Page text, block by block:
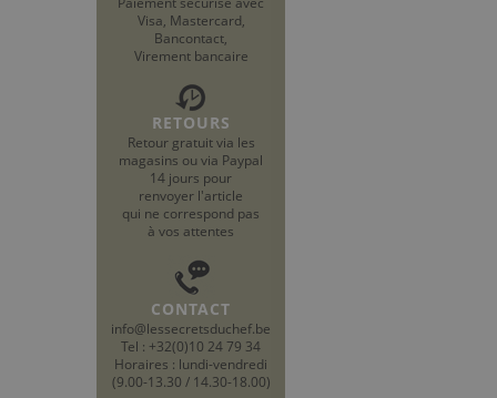
Visa, Mastercard,
Bancontact,
Virement bancaire
RETOURS
Retour gratuit via les
magasins ou via Paypal
14 jours pour
renvoyer l'article
qui ne correspond pas
à vos attentes
CONTACT
info@lessecretsduchef.be
Tel : +32(0)10 24 79 34
Horaires : lundi-vendredi
(9.00-13.30 / 14.30-18.00)